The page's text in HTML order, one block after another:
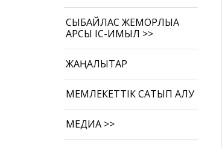
СЫБАЙЛАС ЖЕМҚОРЛЫҚҚА
ҚАРСЫ ІС-ҚИМЫЛ >>
ЖАҢАЛЫҚТАР
МЕМЛЕКЕТТІК САТЫП АЛУ
МЕДИА >>